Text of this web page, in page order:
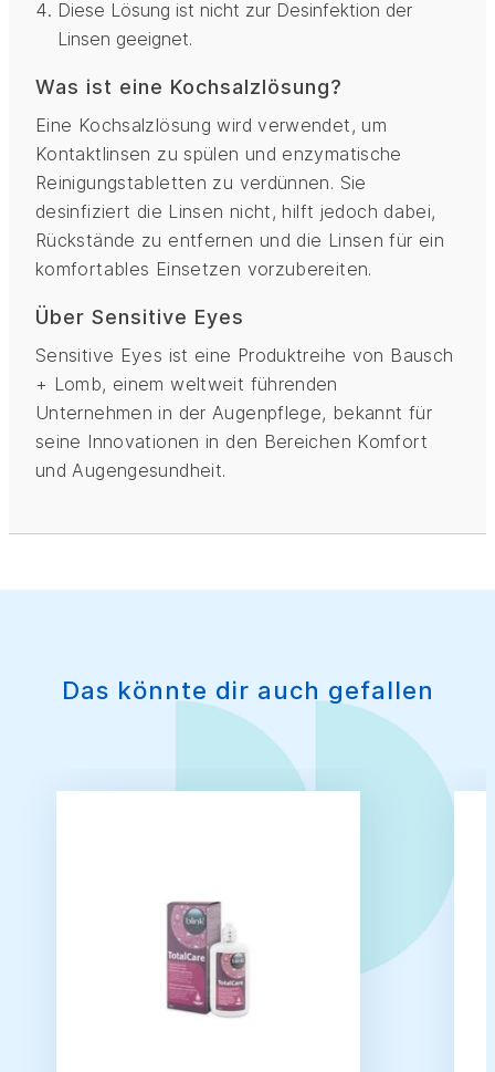
Diese Lösung ist nicht zur Desinfektion der
Linsen geeignet.
Was ist eine Kochsalzlösung?
Eine Kochsalzlösung wird verwendet, um
Kontaktlinsen zu spülen und enzymatische
Reinigungstabletten zu verdünnen. Sie
desinfiziert die Linsen nicht, hilft jedoch dabei,
Rückstände zu entfernen und die Linsen für ein
komfortables Einsetzen vorzubereiten.
Über Sensitive Eyes
Sensitive Eyes ist eine Produktreihe von Bausch
+ Lomb, einem weltweit führenden
Unternehmen in der Augenpflege, bekannt für
seine Innovationen in den Bereichen Komfort
und Augengesundheit.
Das könnte dir auch gefallen